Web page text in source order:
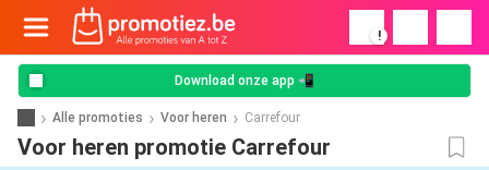
!
Download onze app 📲
Alle promoties Voor heren Carrefour
Voor heren promotie Carrefour